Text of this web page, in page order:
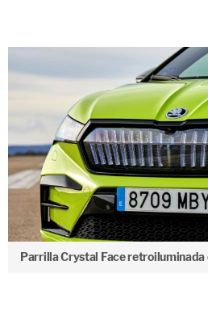
Parrilla Crystal Face retroiluminada